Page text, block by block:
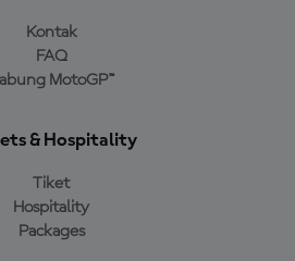
Kontak
FAQ
MotoGP™
& Hospitality
Tiket
Hospitality
Packages